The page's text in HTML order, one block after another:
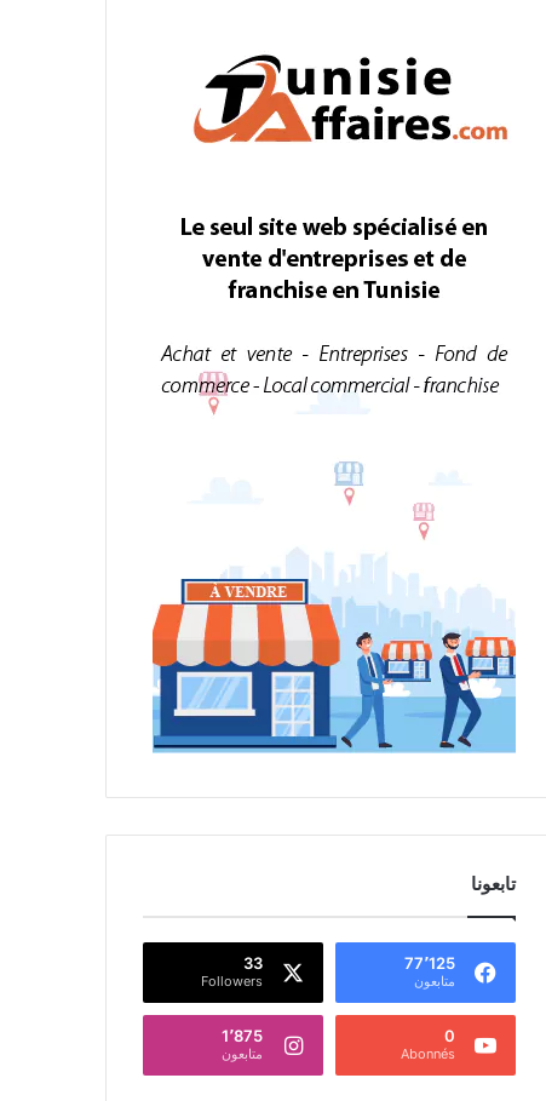
تابعونا
77٬125
متابعون
33
Followers
0
Abonnés
1٬875
متابعون